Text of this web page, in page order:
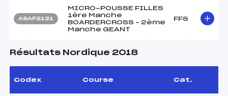
ASAF2121
MICRO-POUSSE FILLES
1ère Manche
BOARDERCROSS – 2ème
Manche GEANT
FFS
Résultats Nordique 2018
Codex Course Cat.